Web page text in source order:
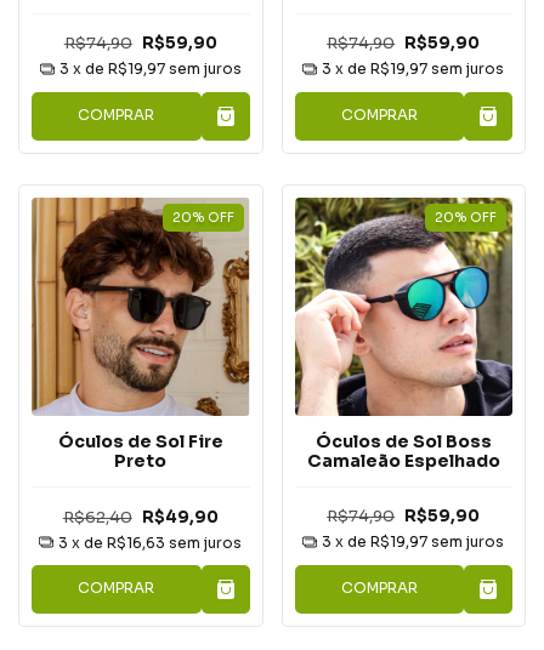
R$74,90 R$59,90
3 x de R$19,97 sem juros
COMPRAR
R$74,90 R$59,90
3 x deR$19,97 sem juros
COMPRAR
20% OFF
Óculos de Sol Fire
Preto
R$62,40 R$49,90
3 x deR$16,63 sem juros
COMPRAR
20% OFF
Óculos de Sol Boss
Camaleão Espelhado
R$74,90 R$59,90
3 x deR$19,97 sem juros
COMPRAR